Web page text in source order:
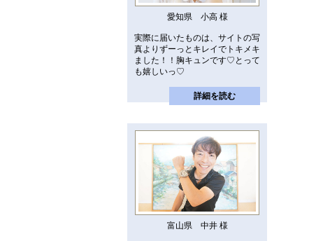
愛知県 小高 様
実際に届いたものは、サイトの写
真よりずーっとキレイでトキメキ
ました！！胸キュンです♡とって
も嬉しいっ♡
詳細を読む
富山県 中井 様